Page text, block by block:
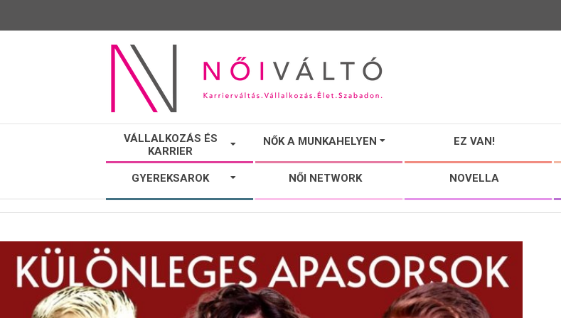
NŐI
VÁLTÓ
VÁLLALKOZÁS ÉS
KARRIER
NŐK A MUNKAHELYEN EZ VAN!
GYEREKSAROK NŐI NETWORK NOVELLA